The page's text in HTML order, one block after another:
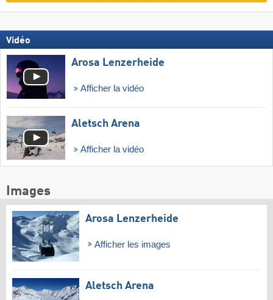
Vidéo
Arosa Lenzerheide
Afficher la vidéo
Aletsch Arena
Afficher la vidéo
Images
Arosa Lenzerheide
Afficher les images
Aletsch Arena